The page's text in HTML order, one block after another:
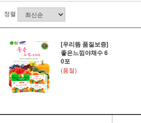
정렬
[우리뜸 품질보증]
좋은느낌야채수 6
0포
(품절)